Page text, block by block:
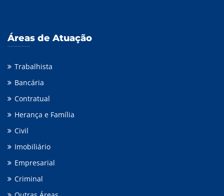
Áreas de Atuação
Trabalhista
Bancária
Contratual
Herança e Família
Civil
Imobiliário
Empresarial
Criminal